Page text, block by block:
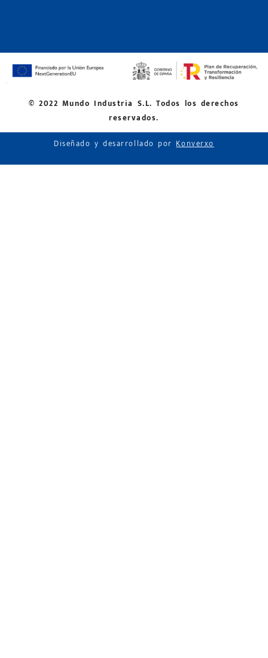
© 2022 Mundo Industria S.L. Todos los derechos
reservados.
Diseñado y desarrollado porKonverxo